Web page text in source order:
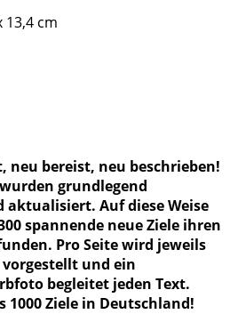
13,4 cm
neu bereist, neu beschrieben!
grundlegend
Auf diese Weise
spannende neue Ziele ihren
Pro Seite wird jeweils
und ein
begleitet jeden Text.
1000 Ziele in Deutschland!